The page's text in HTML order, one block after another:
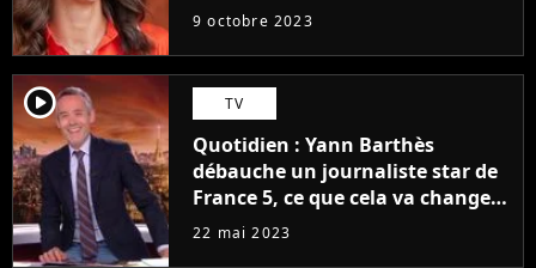
9 octobre 2023
player2 TV
Quotidien : Yann Barthès
débauche un journaliste star de
France 5, ce que cela va changer
à la rentrée
22 mai 2023